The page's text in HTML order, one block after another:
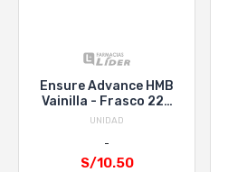
Ensure Advance HMB
Vainilla - Frasco 220
ML
UNIDAD
S/10.50